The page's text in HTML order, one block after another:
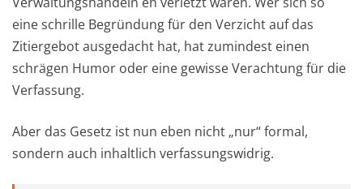
eine schrille Begründung für den Verzicht auf das
Zitiergebot ausgedacht hat, hat zumindest einen
schrägen Humor oder eine gewisse Verachtung für die
Verfassung.
Aber das Gesetz ist nun eben nicht „nur“ formal,
sondern auch inhaltlich verfassungswidrig.